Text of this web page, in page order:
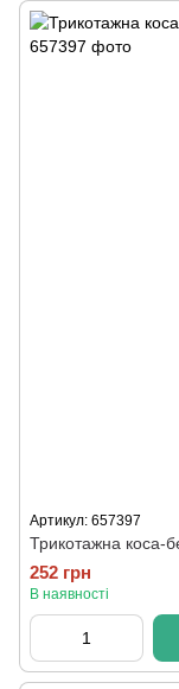
Артикул: 657397
Трикотажна коса-
252 грн
В наявності